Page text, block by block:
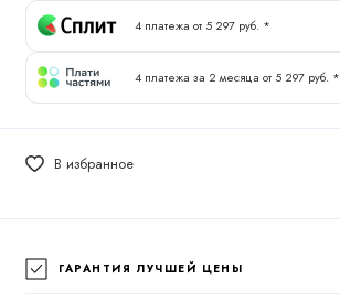
4 платежа от 5 297 руб. *
4 платежа за 2 месяца от 5 297 руб. *
В избранное
ГАРАНТИЯ ЛУЧШЕЙ ЦЕНЫ